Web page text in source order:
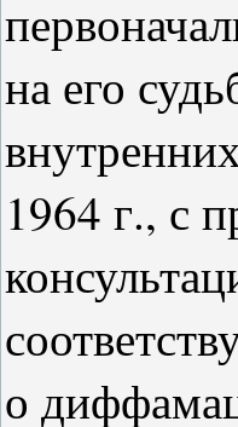
на его
1964 г., с
о